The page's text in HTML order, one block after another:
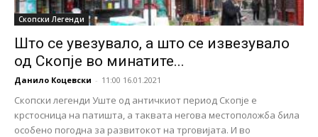
Скопски Легенди
Што се увезувало, а што се извезувало
од Скопје во минатите...
Данило Коцевски - 11:00 16.01.2021
Скопски легенди Уште од античкиот период Скопје е
крстосница на патишта, а таквата негова местоположба била
особено погоднa за развитокот на трговијата. И во